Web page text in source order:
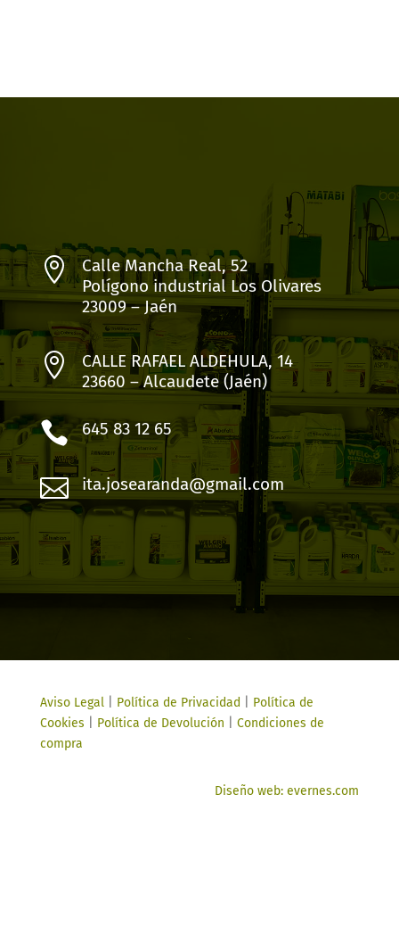

Calle Mancha Real, 52
Polígono industrial Los Olivares
23009 – Jaén

CALLE RAFAEL ALDEHULA, 14
23660 – Alcaudete (Jaén)
 645 83 12 65
 ita.josearanda@gmail.com
Aviso Legal| Política de Privacidad
Política de
Cookies
Política de Devolución
Condiciones de
compra
Diseño web: evernes.com